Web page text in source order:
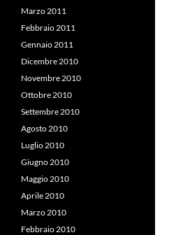
Marzo 2011
Febbraio 2011
Gennaio 2011
Dicembre 2010
Novembre 2010
Ottobre 2010
Settembre 2010
Agosto 2010
Luglio 2010
Giugno 2010
Maggio 2010
Aprile 2010
Marzo 2010
Febbraio 2010